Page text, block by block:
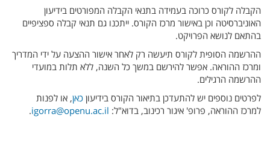
הקבלה לקורס כרוכה בעמידה בתנאי הקבלה המפורטים בידיעון
האוניברסיטה וכן באישור מרכז הקורס. ייתכנו גם תנאי קבלה ספציפיים
בהתאם לנושא הפרויקט.
ההרשמה הסופית לקורס תיעשה רק לאחר אישור ההצעה על ידי המדריך
ומרכז ההוראה. אפשר להירשם במשך כל השנה, ללא תלות במועדי
ההרשמה הרגילים.
לפרטים נוספים יש להתעדכן בתיאור הקורס בידיעון כאן, או לפנות
למרכז ההוראה, פרופ' איגור רכינוב, בדוא"ל: igorra@openu.ac.il
.